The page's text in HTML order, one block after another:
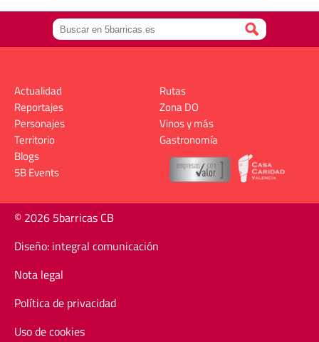
Actualidad
Reportajes
Personajes
Territorio
Rutas
Zona DO
Vinos y más
Gastronomía
Blogs
5B Events
© 2026 5barricas CB
Diseño: integral comunicación
Nota legal
Política de privacidad
Uso de cookies